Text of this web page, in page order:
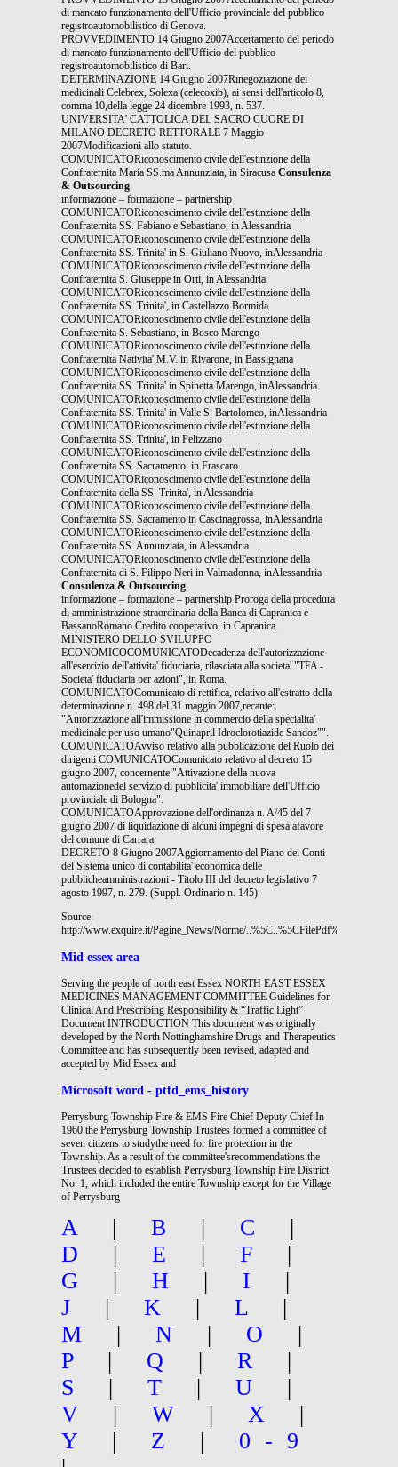
di mancato funzionamento dell'Ufficio provinciale del pubblico
registroautomobilistico di Genova.
PROVVEDIMENTO 14 Giugno 2007Accertamento del periodo
di mancato funzionamento dell'Ufficio del pubblico
registroautomobilistico di Bari.
DETERMINAZIONE 14 Giugno 2007Rinegoziazione dei
medicinali Celebrex, Solexa (celecoxib), ai sensi dell'articolo 8,
comma 10,della legge 24 dicembre 1993, n. 537.
UNIVERSITA' CATTOLICA DEL SACRO CUORE DI
MILANO DECRETO RETTORALE 7 Maggio
2007Modificazioni allo statuto.
COMUNICATORiconoscimento civile dell'estinzione della
Confraternita Maria SS.ma Annunziata, in Siracusa Consulenza
& Outsourcing
informazione – formazione – partnership
COMUNICATORiconoscimento civile dell'estinzione della
Confraternita SS. Fabiano e Sebastiano, in Alessandria
COMUNICATORiconoscimento civile dell'estinzione della
Confraternita SS. Trinita' in S. Giuliano Nuovo, inAlessandria
COMUNICATORiconoscimento civile dell'estinzione della
Confraternita S. Giuseppe in Orti, in Alessandria
COMUNICATORiconoscimento civile dell'estinzione della
Confraternita SS. Trinita', in Castellazzo Bormida
COMUNICATORiconoscimento civile dell'estinzione della
Confraternita S. Sebastiano, in Bosco Marengo
COMUNICATORiconoscimento civile dell'estinzione della
Confraternita Nativita' M.V. in Rivarone, in Bassignana
COMUNICATORiconoscimento civile dell'estinzione della
Confraternita SS. Trinita' in Spinetta Marengo, inAlessandria
COMUNICATORiconoscimento civile dell'estinzione della
Confraternita SS. Trinita' in Valle S. Bartolomeo, inAlessandria
COMUNICATORiconoscimento civile dell'estinzione della
Confraternita SS. Trinita', in Felizzano
COMUNICATORiconoscimento civile dell'estinzione della
Confraternita SS. Sacramento, in Frascaro
COMUNICATORiconoscimento civile dell'estinzione della
Confraternita della SS. Trinita', in Alessandria
COMUNICATORiconoscimento civile dell'estinzione della
Confraternita SS. Sacramento in Cascinagrossa, inAlessandria
COMUNICATORiconoscimento civile dell'estinzione della
Confraternita SS. Annunziata, in Alessandria
COMUNICATORiconoscimento civile dell'estinzione della
Confraternita di S. Filippo Neri in Valmadonna, inAlessandria
Consulenza & Outsourcing
informazione – formazione – partnership Proroga della procedura
di amministrazione straordinaria della Banca di Capranica e
BassanoRomano Credito cooperativo, in Capranica.
MINISTERO DELLO SVILUPPO
ECONOMICOCOMUNICATODecadenza dell'autorizzazione
all'esercizio dell'attivita' fiduciaria, rilasciata alla societa' "TFA -
Societa' fiduciaria per azioni", in Roma.
COMUNICATOComunicato di rettifica, relativo all'estratto della
determinazione n. 498 del 31 maggio 2007,recante:
"Autorizzazione all'immissione in commercio della specialita'
medicinale per uso umano"Quinapril Idroclorotiazide Sandoz"".
COMUNICATOAvviso relativo alla pubblicazione del Ruolo dei
dirigenti COMUNICATOComunicato relativo al decreto 15
giugno 2007, concernente "Attivazione della nuova
automazionedel servizio di pubblicita' immobiliare dell'Ufficio
provinciale di Bologna".
COMUNICATOApprovazione dell'ordinanza n. A/45 del 7
giugno 2007 di liquidazione di alcuni impegni di spesa afavore
del comune di Carrara.
DECRETO 8 Giugno 2007Aggiornamento del Piano dei Conti
del Sistema unico di contabilita' economica delle
pubblicheamministrazioni - Titolo III del decreto legislativo 7
agosto 1997, n. 279. (Suppl. Ordinario n. 145)
Source:
http://www.exquire.it/Pagine_News/Norme/
Mid essex area
Serving the people of north east Essex NORTH EAST ESSEX
MEDICINES MANAGEMENT COMMITTEE Guidelines for
Clinical And Prescribing Responsibility & “Traffic Light”
Document INTRODUCTION This document was originally
developed by the North Nottinghamshire Drugs and Therapeutics
Committee and has subsequently been revised, adapted and
accepted by Mid Essex and
Microsoft word - ptfd_ems_history
Perrysburg Township Fire & EMS Fire Chief Deputy Chief In
1960 the Perrysburg Township Trustees formed a committee of
seven citizens to studythe need for fire protection in the
Township. As a result of the committee'srecommendations the
Trustees decided to establish Perrysburg Township Fire District
No. 1, which included the entire Township except for the Village
of Perrysburg
A | B | C
|
D
| E | F
|
G
| H | I
|
J
| K | L
|
M
| N | O
|
P
| Q | R
|
S
| T | U
|
V
| W | X
|
Y
| Z | 0-9